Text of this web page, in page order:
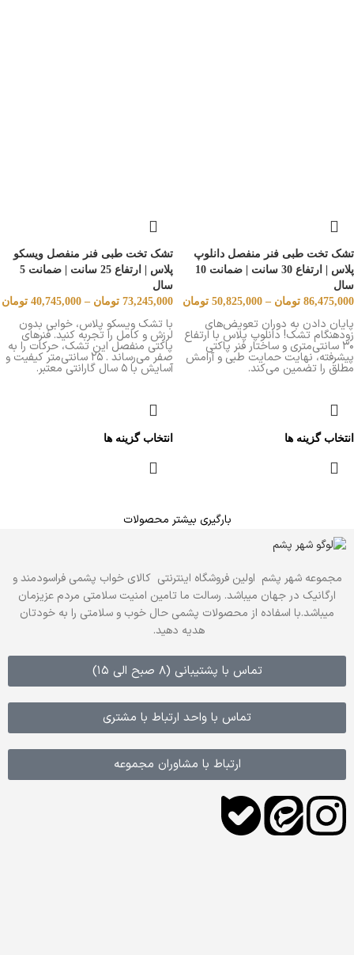
تشک تخت طبی فنر منفصل دانلوپ
پلاس | ارتفاع 30 سانت | ضمانت 10
سال
86,475,000 تومان –
50,825,000 تومان
پایان دادن به دوران تعویض‌های
زودهنگام تشک! دانلوپ پلاس با ارتفاع
۳۰ سانتی‌متری و ساختار فنر پاکتی
پیشرفته، نهایت حمایت طبی و آرامش
مطلق را تضمین می‌کند.
انتخاب گزینه ها
تشک تخت طبی فنر منفصل ویسکو
پلاس | ارتفاع 25 سانت | ضمانت 5
سال
73,245,000 تومان –
40,745,000 تومان
با تشک ویسکو پلاس، خوابی بدون
لرزش و کامل را تجربه کنید. فنرهای
پاکتی منفصل این تشک، حرکات را به
صفر می‌رساند . ۲۵ سانتی‌متر کیفیت و
آسایش با ۵ سال گارانتی معتبر.
انتخاب گزینه ها
بارگیری بیشتر محصولات
مجموعه شهر پشم اولین فروشگاه اینترنتی کالای خواب پشمی فراسودمند و
ارگانیک در جهان میباشد. رسالت ما تامین امنیت سلامتی مردم عزیزمان
میباشد.با اسفاده از محصولات پشمی حال خوب و سلامتی را به خودتان
هدیه دهید.
تماس با پشتیبانی (8 صبح الی 15)
تماس با واحد ارتباط با مشتری
ارتباط با مشاوران مجموعه